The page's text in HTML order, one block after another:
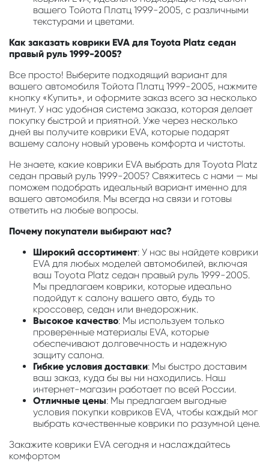
вашего Тойота Платц 1999-2005, с различными
текстурами и цветами.
Как заказать коврики EVA для Toyota Platz седан
правый руль 1999-2005?
Все просто! Выберите подходящий вариант для
вашего автомобиля Тойота Платц 1999-2005, нажмите
кнопку «Купить», и оформите заказ всего за несколько
минут. У нас удобная система заказа, которая делает
покупку быстрой и приятной. Уже через несколько
дней вы получите коврики EVA, которые подарят
вашему салону новый уровень комфорта и чистоты.
Не знаете, какие коврики EVA выбрать для Toyota Platz
седан правый руль 1999-2005? Свяжитесь с нами — мы
поможем подобрать идеальный вариант именно для
вашего автомобиля. Мы всегда на связи и готовы
ответить на любые вопросы.
Почему покупатели выбирают нас?
Широкий ассортимент: У нас вы найдете коврики
EVA для любых моделей автомобилей, включая
ваш Toyota Platz седан правый руль 1999-2005.
Мы предлагаем коврики, которые идеально
подойдут к салону вашего авто, будь то
кроссовер, седан или внедорожник.
Высокое качество: Мы используем только
проверенные материалы EVA, которые
обеспечивают долговечность и надежную
защиту салона.
Гибкие условия доставки: Мы быстро доставим
ваш заказ, куда бы вы ни находились. Наш
интернет-магазин работает по всей России.
Отличные цены: Мы предлагаем выгодные
условия покупки ковриков EVA, чтобы каждый мог
выбрать качественные коврики по разумной цене.
Закажите коврики EVA сегодня и наслаждайтесь
комфортом